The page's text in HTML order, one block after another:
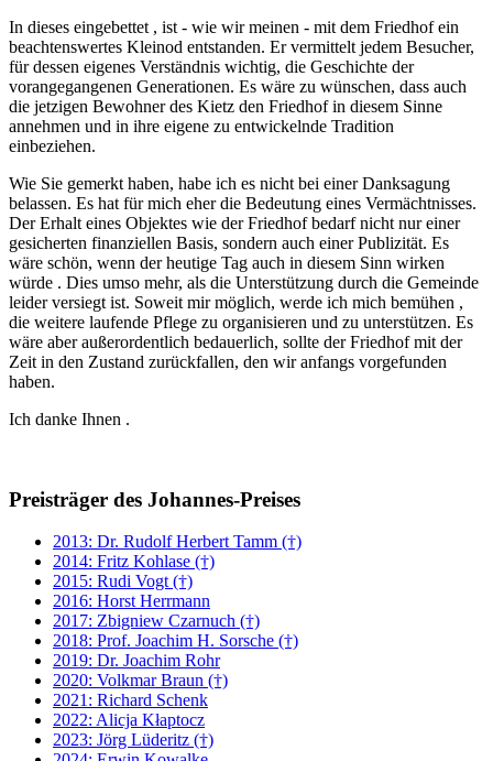
In dieses eingebettet , ist - wie wir meinen - mit dem Friedhof ein
beachtenswertes Kleinod entstanden. Er vermittelt jedem Besucher,
für dessen eigenes Verständnis wichtig, die Geschichte der
vorangegangenen Generationen. Es wäre zu wünschen, dass auch
die jetzigen Bewohner des Kietz den Friedhof in diesem Sinne
annehmen und in ihre eigene zu entwickelnde Tradition
einbeziehen.
Wie Sie gemerkt haben, habe ich es nicht bei einer Danksagung
belassen. Es hat für mich eher die Bedeutung eines Vermächtnisses.
Der Erhalt eines Objektes wie der Friedhof bedarf nicht nur einer
gesicherten finanziellen Basis, sondern auch einer Publizität. Es
wäre schön, wenn der heutige Tag auch in diesem Sinn wirken
würde . Dies umso mehr, als die Unterstützung durch die Gemeinde
leider versiegt ist. Soweit mir möglich, werde ich mich bemühen ,
die weitere laufende Pflege zu organisieren und zu unterstützen. Es
wäre aber außerordentlich bedauerlich, sollte der Friedhof mit der
Zeit in den Zustand zurückfallen, den wir anfangs vorgefunden
haben.
Ich danke Ihnen .
Preisträger des Johannes-Preises
2013: Dr. Rudolf Herbert Tamm (†)
2014: Fritz Kohlase (†)
2015: Rudi Vogt (†)
2016: Horst Herrmann
2017: Zbigniew Czarnuch (†)
2018: Prof. Joachim H. Sorsche (†)
2019: Dr. Joachim Rohr
2020: Volkmar Braun (†)
2021: Richard Schenk
2022: Alicja Kłaptocz
2023: Jörg Lüderitz (†)